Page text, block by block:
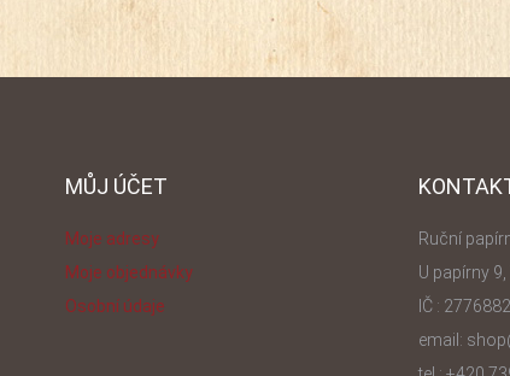
průhledné celofánové
MŮJ ÚČET
Moje adresy
Moje objednávky
Osobní údaje
Ruční
U papírny
IČ :
email: